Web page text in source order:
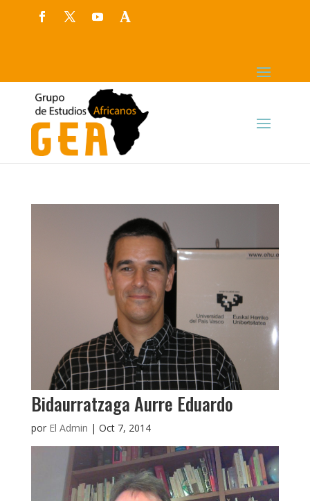
Bidaurratzaga Aurre Eduardo
por El Admin | Oct 7, 2014